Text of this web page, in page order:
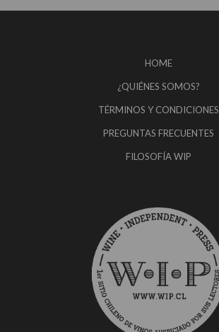
HOME
¿QUIÉNES SOMOS?
TÉRMINOS Y CONDICIONES
PREGUNTAS FRECUENTES
FILOSOFÍA WIP